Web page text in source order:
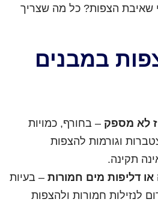
שאיבת הצפות? כל מה שצריך
במבנים
לא מספק – בחורף, כמויות
וגורמות להצפות
תקינה.
דליפות מים חמורות – בעיות
לנזילות חמורות ולהצפות